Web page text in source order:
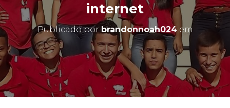
E
G
O
internet
Publicado por brandonnoah024em